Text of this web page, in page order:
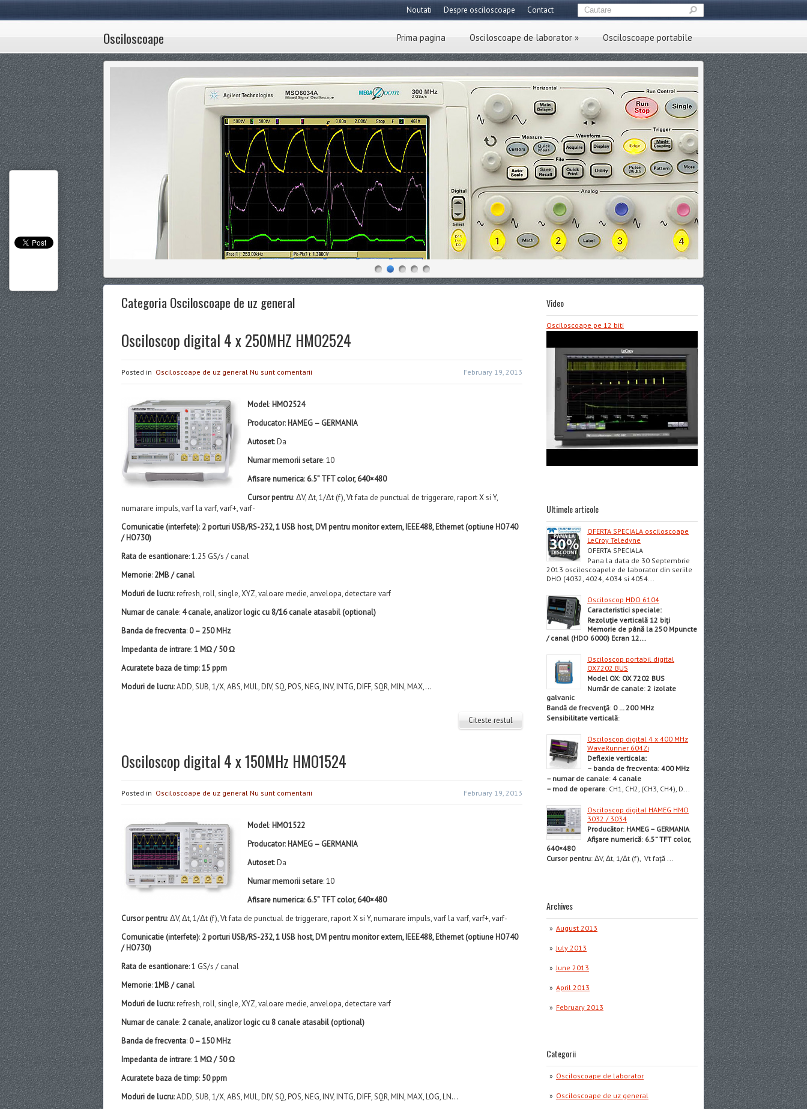
Osciloscoape
Noutati Despre osciloscoape Contact
Prima pagina Osciloscoape de laborator » Osciloscoape portabile
1 2 3
Video
Osciloscoape pe 12 biti
Ultimele articole
OFERTA SPECIALA osciloscoape
LeCroy Teledyne
OFERTA SPECIALA
Pana la data de 30 Septembrie
2013 osciloscoapele de laborator din seriile
DHO (4032, 4024, 4034 si 4054...
Osciloscop HDO 6104
Caracteristici speciale:
Rezoluţie verticală 12 biţi
Memorie de până la 250 Mpuncte
/ canal (HDO 6000) Ecran 12...
Osciloscop portabil digital
OX7202 BUS
Model OX: OX 7202 BUS
Număr de canale: 2 izolate
galvanic
Bandă de frecvenţă: 0 … 200 MHz
Sensibilitate verticală:
Osciloscop digital 4 x 400 MHz
WaveRunner 604Zi
Deflexie verticala:
– banda de frecventa: 400 MHz
– numar de canale: 4 canale
– mod de operare: CH1, CH2, (CH3, CH4), D...
Osciloscop digital HAMEG HMO
3032 / 3034
Producător: HAMEG – GERMANIA
Afişare numerică: 6.5” TFT color,
640×480
Cursor pentru: ΔV, Δt, 1/Δt (f), Vt faţă ...
Archives
August 2013
July 2013
June 2013
April 2013
February 2013
Categorii
Osciloscoape de laborator
Osciloscoape de uz general
Categoria Osciloscoape de uz general
Osciloscop digital 4 x 250MHZ HMO2524
February 19, 2013
Posted in Osciloscoape de uz general Nu sunt comentarii
Model: HMO2524
Producator: HAMEG – GERMANIA
Autoset: Da
Numar memorii setare: 10
Afisare numerica: 6.5” TFT color, 640×480
Cursor pentru: ΔV, Δt, 1/Δt (f), Vt fata de punctual de triggerare, raport X si Y,
numarare impuls, varf la varf, varf+, varf-
Comunicatie (interfete): 2 porturi USB/RS-232, 1 USB host, DVI pentru monitor extern, IEEE488, Ethernet (optiune HO740
/ HO730)
Rata de esantionare: 1.25 GS/s / canal
Memorie: 2MB / canal
Moduri de lucru: refresh, roll, single, XYZ, valoare medie, anvelopa, detectare varf
Numar de canale: 4 canale, analizor logic cu 8/16 canale atasabil (optional)
Banda de frecventa: 0 – 250 MHz
Impedanta de intrare:1 MΩ / 50 Ω
Acuratete baza de timp:15 ppm
Moduri de lucru: ADD, SUB, 1/X, ABS, MUL, DIV, SQ, POS, NEG, INV, INTG, DIFF, SQR, MIN, MAX,...
Citeste restul
Osciloscop digital 4 x 150MHz HMO1524
February 19, 2013
Posted in Osciloscoape de uz general Nu sunt comentarii
Model: HMO1522
Producator: HAMEG – GERMANIA
Autoset: Da
Numar memorii setare: 10
Afisare numerica: 6.5” TFT color, 640×480
Cursor pentru: ΔV, Δt, 1/Δt (f), Vt fata de punctual de triggerare, raport X si Y, numarare impuls, varf la varf, varf+, varf-
Comunicatie (interfete): 2 porturi USB/RS-232, 1 USB host, DVI pentru monitor extern, IEEE488, Ethernet (optiune HO740
/ HO730)
Rata de esantionare: 1 GS/s / canal
Memorie:1MB / canal
Moduri de lucru: refresh, roll, single, XYZ, valoare medie, anvelopa, detectare varf
Numar de canale: 2 canale, analizor logic cu 8 canale atasabil (optional)
Banda de frecventa: 0 – 150 MHz
Impedanta de intrare:1 MΩ / 50 Ω
Acuratete baza de timp: 50 ppm
Moduri de lucru: ADD, SUB, 1/X, ABS, MUL, DIV, SQ, POS, NEG, INV, INTG, DIFF, SQR, MIN, MAX, LOG, LN...